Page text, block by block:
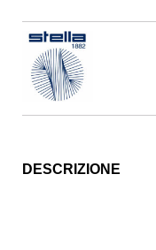
DESCRIZIONE